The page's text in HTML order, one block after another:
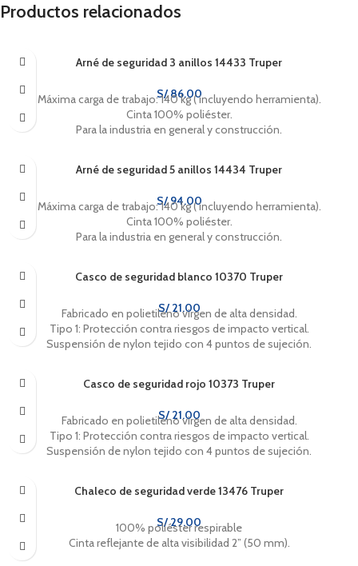
Productos relacionados
Arné de seguridad 3 anillos 14433 Truper
S/86.00
Máxima carga de trabajo: 140 kg ( incluyendo herramienta).
Cinta 100% poliéster.
Para la industria en general y construcción.
Arné de seguridad 5 anillos 14434 Truper
S/94.00
Máxima carga de trabajo: 140 kg ( incluyendo herramienta).
Cinta 100% poliéster.
Para la industria en general y construcción.
Casco de seguridad blanco 10370 Truper
S/21.00
Fabricado en polietileno virgen de alta densidad.
Tipo 1: Protección contra riesgos de impacto vertical.
Suspensión de nylon tejido con 4 puntos de sujeción.
Casco de seguridad rojo 10373 Truper
S/21.00
Fabricado en polietileno virgen de alta densidad.
Tipo 1: Protección contra riesgos de impacto vertical.
Suspensión de nylon tejido con 4 puntos de sujeción.
Chaleco de seguridad verde 13476 Truper
S/29.00
100% poliéster respirable
Cinta reflejante de alta visibilidad 2” (50 mm).